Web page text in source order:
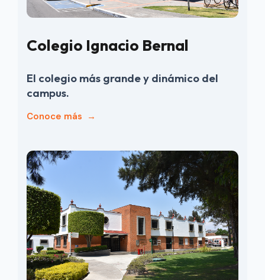
Colegio Ignacio Bernal
El colegio más grande y dinámico del
campus.
Conoce más →